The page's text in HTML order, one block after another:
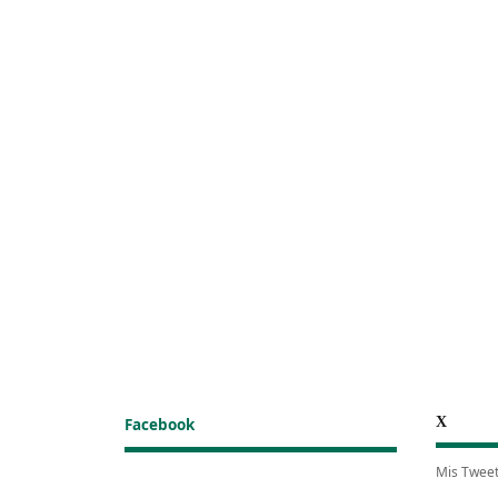
Facebook X
Mis